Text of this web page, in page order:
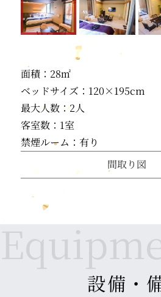
面積：28㎡
ベッドサイズ：120×195cm
最大人数：2人
客室数：1室
禁煙ルーム：有り
間取り図
設備・